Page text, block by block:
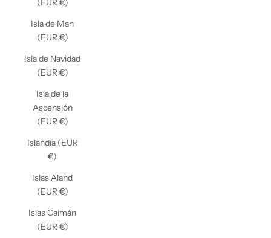
(EUR €)
Isla de Man
(EUR €)
Isla de Navidad
(EUR €)
Isla de la
Ascensión
(EUR €)
Islandia (EUR
€)
Islas Aland
(EUR €)
Islas Caimán
(EUR €)